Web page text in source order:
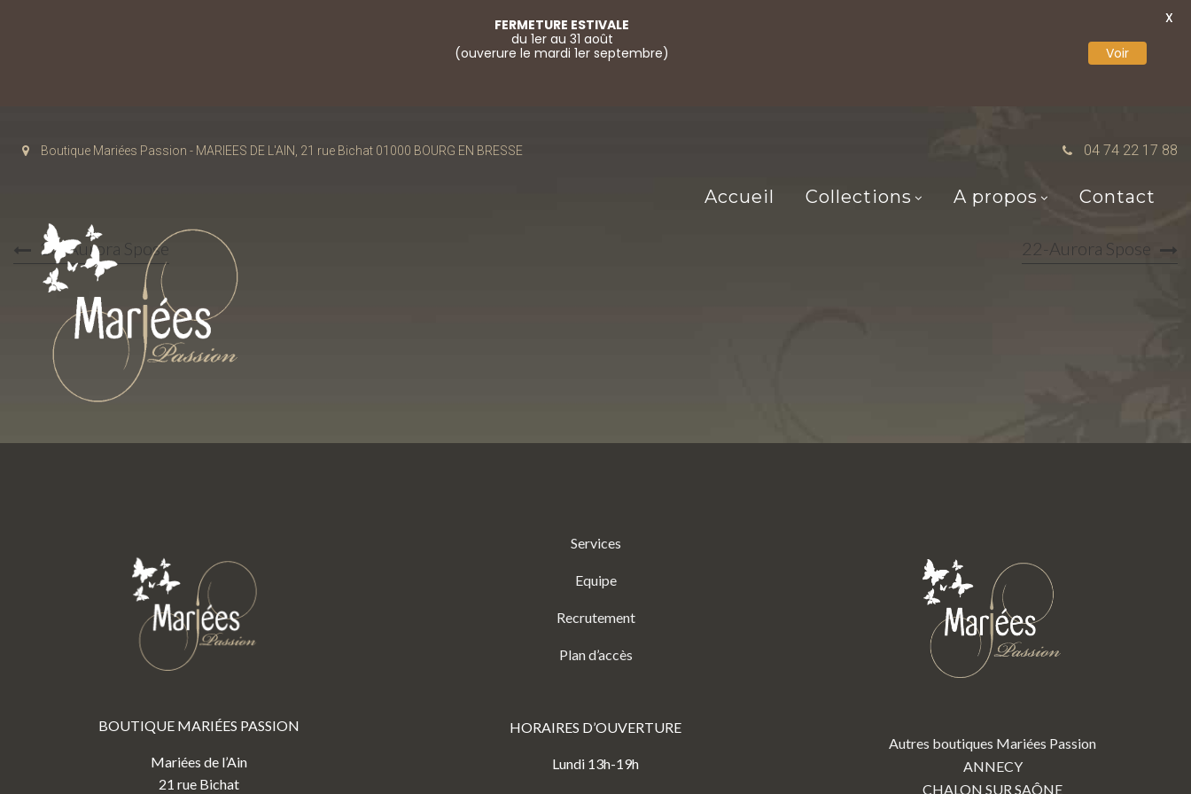
Boutique Mariées Passion - MARIEES DE L'AIN, 21 rue Bichat 01000 BOURG EN BRESSE 04 74 22 17 88
Accueil Collections A propos Contact
20-Aurora Spose 22-Aurora Spose
BOUTIQUE MARIÉES PASSION
Mariées de l’Ain
21 rue Bichat
Services
Equipe
Recrutement
Plan d’accès
HORAIRES D’OUVERTURE
Lundi 13h-19h
Autres boutiques Mariées Passion
ANNECY
CHALON SUR SAÔNE
FERMETURE ESTIVALE
du 1er au 31 août
(ouverure le mardi 1er septembre)
Voir
X